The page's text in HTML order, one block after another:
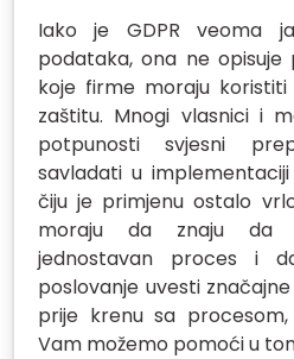
Iako je GDPR veoma
podataka, ona ne
koje firme moraju
zaštitu. Mnogi vlasnici i
potpunosti svjesni
savladati u
čiju je primjenu ostalo
moraju da znaju da
jednostavan proces i
poslovanje uvesti
prije krenu sa
Vam možemo pomoći u